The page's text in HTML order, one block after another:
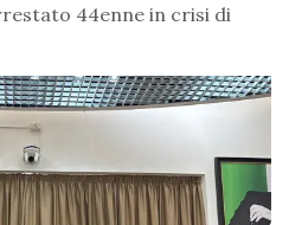
44enne in crisi di